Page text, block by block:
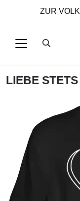
ZUR
LIEBE